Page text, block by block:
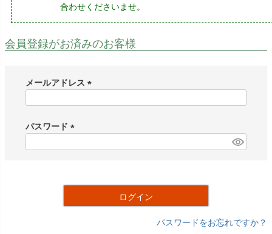
合わせくださいませ。
会員登録がお済みのお客様
メールアドレス
)
パスワード
ログイン
パスワードをお忘れですか？